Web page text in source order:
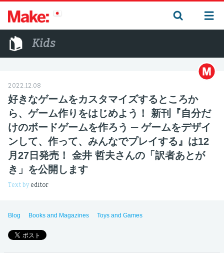
Kids
2022.12.08
好きなゲームをカスタマイズするところか
ら、ゲーム作りをはじめよう！ 新刊『自分だ
けのボードゲームを作ろう ─ ゲームをデザイ
ンして、作って、みんなでプレイする』は12
月27日発売！ 金井 哲夫さんの「訳者あとが
き」を公開します
Text by editor
Blog Books and Magazines Toys and Games